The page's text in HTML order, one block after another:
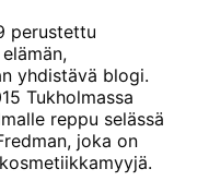
perustettu
yhdistävä blogi.
Tukholmassa
reppu selässä
joka on